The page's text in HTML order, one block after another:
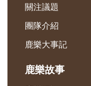
關注議題
團隊介紹
鹿樂大事記
鹿樂故事